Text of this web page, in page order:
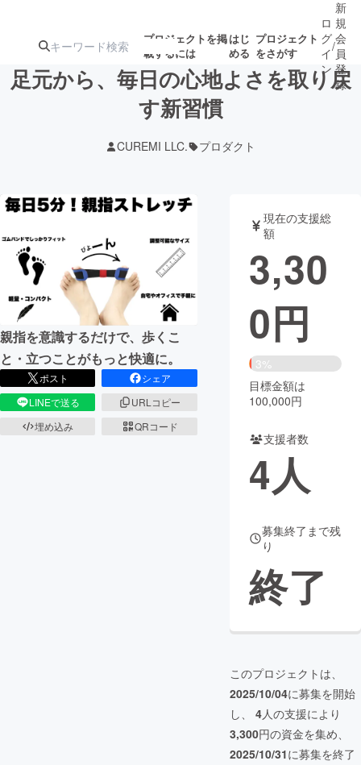
プロジェクトを掲
載するには
はじ
める
プロジェクト
をさがす
ジェクト
募集終了が近いプ
ロジェクト
アート・写真 音楽
テクノロジー・ガジェット ゲーム・サ
映像・映画 書籍・雑誌
ビジネス・起業 チャレンジ
まちづくり・地域活性化
CAMPFIRE Creation
コミュニティ
ロ
グ
イ
ン
/
新
規
会
員
登
録
足元から、毎日の心地よさを取り戻
す新習慣
CUREMI LLC. プロダクト
親指を意識するだけで、歩くこ
と・立つことがもっと快適に。
ポスト
シェア
LINEで送る
URLコピー
埋め込み
QRコード
現在の支援総
額
3,30
0円
3%
目標金額は
100,000円
支援者数
4人
募集終了まで残
り
終了
このプロジェクトは、
2025/10/04に募集を開始
し、 4人の支援により
3,300円の資金を集め、
2025/10/31に募集を終了